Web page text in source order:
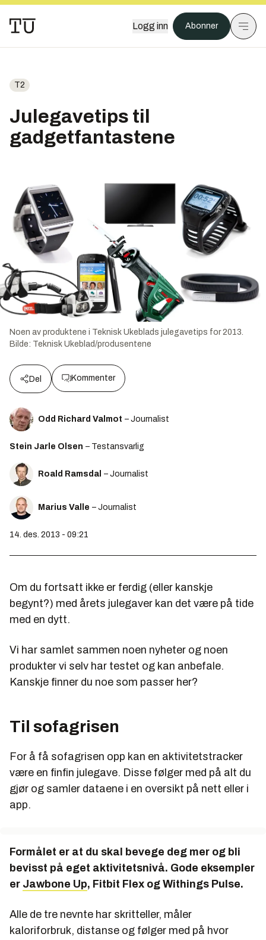
Logg inn Abonner
T2
Julegavetips til
gadgetfantastene
Noen av produktene i Teknisk Ukeblads julegavetips for 2013.
Bilde: Teknisk Ukeblad/produsentene
Del Kommenter
Odd Richard Valmot – Journalist
Stein Jarle Olsen – Testansvarlig
Roald Ramsdal – Journalist
Marius Valle – Journalist
14. des. 2013 - 09:21
Om du fortsatt ikke er ferdig (eller kanskje
begynt?) med årets julegaver kan det være på tide
med en dytt.
Vi har samlet sammen noen nyheter og noen
produkter vi selv har testet og kan anbefale.
Kanskje finner du noe som passer her?
Til sofagrisen
For å få sofagrisen opp kan en aktivitetstracker
være en finfin julegave. Disse følger med på alt du
gjør og samler dataene i en oversikt på nett eller i
app.
Formålet er at du skal bevege deg mer og bli
bevisst på eget aktivitetsnivå. Gode eksempler
er Jawbone Up, Fitbit Flex og Withings Pulse.
Alle de tre nevnte har skritteller, måler
kaloriforbruk, distanse og følger med på hvor